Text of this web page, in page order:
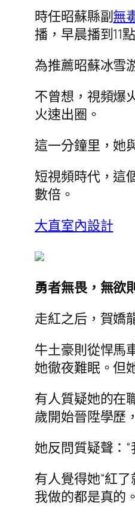
時任昭蘇縣副無
播，早晨播到11
為推薦昭蘇冰雪
不曾想，視頻爆
火速出圈。
這一分鐘里，她
短視頻時代，這
數倍。
大直室內設計
勇者無畏，無欲
走紅之后，賀嬌
牛土豪則從悍馬
她徹夜難眠。但
有人質疑她的在
歲開始晉陞學歷
她反問質疑聲：“
有人覺得她“紅
我做的都是真的